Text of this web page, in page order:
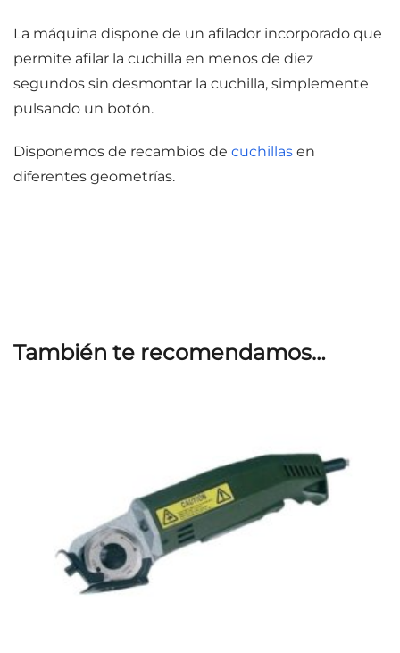
La máquina dispone de un afilador incorporado que
permite afilar la cuchilla en menos de diez
segundos sin desmontar la cuchilla, simplemente
pulsando un botón.
Disponemos de recambios de cuchillas en
diferentes geometrías.
También te recomendamos…